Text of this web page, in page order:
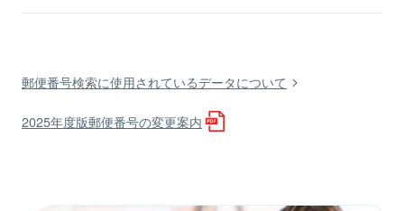
郵便番号検索に使用されているデータについて
2025年度版郵便番号の変更案内